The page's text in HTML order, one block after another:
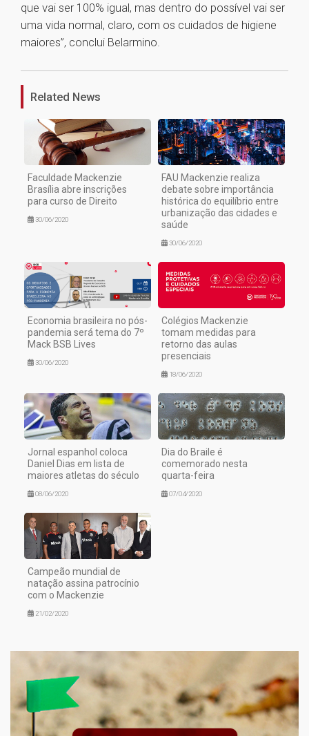
que vai ser 100% igual, mas dentro do possível vai ser
uma vida normal, claro, com os cuidados de higiene
maiores”, conclui Belarmino.
1
Related News
Faculdade Mackenzie
Brasília abre inscrições
para curso de Direito
30/06/2020
FAU Mackenzie realiza
debate sobre importância
histórica do equilíbrio entre
urbanização das cidades e
saúde
30/06/2020
Economia brasileira no pós-
pandemia será tema do 7º
Mack BSB Lives
30/06/2020
Colégios Mackenzie
tomam medidas para
retorno das aulas
presenciais
18/06/2020
Jornal espanhol coloca
Daniel Dias em lista de
maiores atletas do século
08/06/2020
Dia do Braile é
comemorado nesta
quarta-feira
07/04/2020
Campeão mundial de
natação assina patrocínio
com o Mackenzie
21/02/2020